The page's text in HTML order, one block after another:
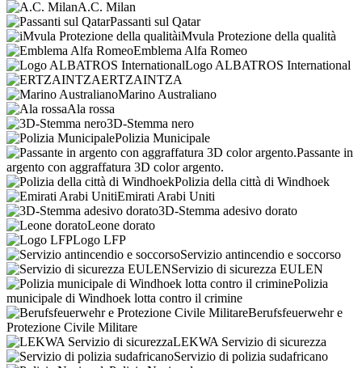
A.C. Milan
Passanti sul Qatar
iMvula Protezione della qualità
Emblema Alfa Romeo
Logo ALBATROS International
ERTZAINTZA
Marino Australiano
Ala rossa
3D-Stemma nero
Polizia Municipale
Passante in
argento con aggraffatura 3D color argento.
Polizia della città di Windhoek
Emirati Arabi Uniti
3D-Stemma adesivo dorato
Leone dorato
Logo LFP
Servizio antincendio e soccorso
Servizio di sicurezza EULEN
Polizia
municipale di Windhoek lotta contro il crimine
Berufsfeuerwehr e
Protezione Civile Militare
LEKWA Servizio di sicurezza
Servizio di polizia sudafricano